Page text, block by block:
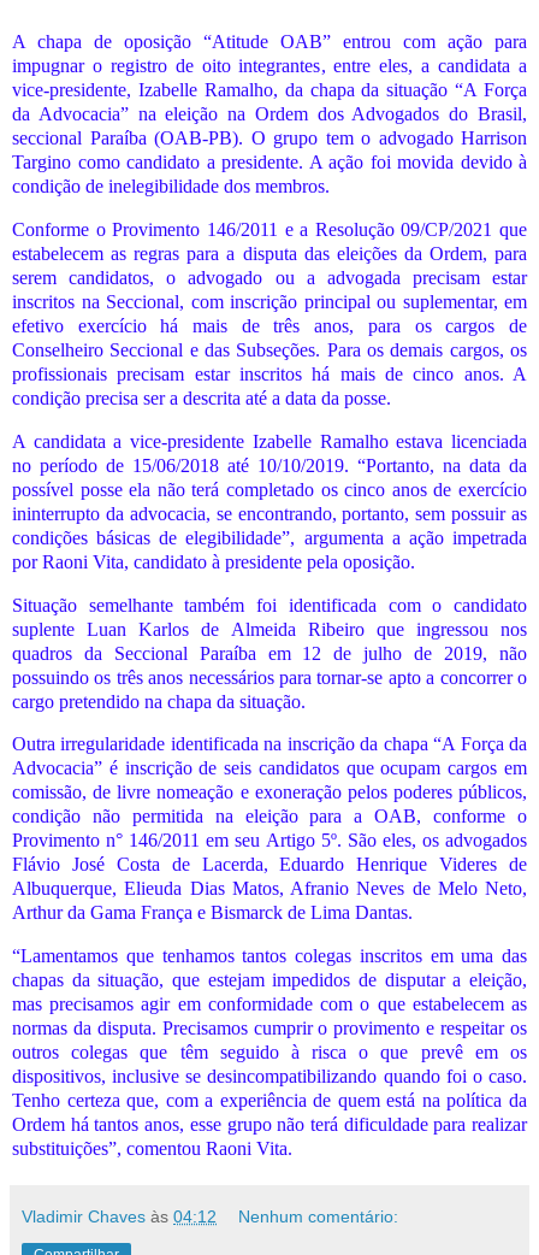
A chapa de oposição “Atitude OAB” entrou com ação para
impugnar o registro de oito integrantes, entre eles, a candidata a
vice-presidente, Izabelle Ramalho, da chapa da situação “A Força
da Advocacia” na eleição na Ordem dos Advogados do Brasil,
seccional Paraíba (OAB-PB). O grupo tem o advogado Harrison
Targino como candidato a presidente. A ação foi movida devido à
condição de inelegibilidade dos membros.
Conforme o Provimento 146/2011 e a Resolução 09/CP/2021 que
estabelecem as regras para a disputa das eleições da Ordem, para
serem candidatos, o advogado ou a advogada precisam estar
inscritos na Seccional, com inscrição principal ou suplementar, em
efetivo exercício há mais de três anos, para os cargos de
Conselheiro Seccional e das Subseções. Para os demais cargos, os
profissionais precisam estar inscritos há mais de cinco anos. A
condição precisa ser a descrita até a data da posse.
A candidata a vice-presidente Izabelle Ramalho estava licenciada
no período de 15/06/2018 até 10/10/2019. “Portanto, na data da
possível posse ela não terá completado os cinco anos de exercício
ininterrupto da advocacia, se encontrando, portanto, sem possuir as
condições básicas de elegibilidade”, argumenta a ação impetrada
por Raoni Vita, candidato à presidente pela oposição.
Situação semelhante também foi identificada com o candidato
suplente Luan Karlos de Almeida Ribeiro que ingressou nos
quadros da Seccional Paraíba em 12 de julho de 2019, não
possuindo os três anos necessários para tornar-se apto a concorrer o
cargo pretendido na chapa da situação.
Outra irregularidade identificada na inscrição da chapa “A Força da
Advocacia” é inscrição de seis candidatos que ocupam cargos em
comissão, de livre nomeação e exoneração pelos poderes públicos,
condição não permitida na eleição para a OAB, conforme o
Provimento n° 146/2011 em seu Artigo 5º. São eles, os advogados
Flávio José Costa de Lacerda, Eduardo Henrique Videres de
Albuquerque, Elieuda Dias Matos, Afranio Neves de Melo Neto,
Arthur da Gama França e Bismarck de Lima Dantas.
“Lamentamos que tenhamos tantos colegas inscritos em uma das
chapas da situação, que estejam impedidos de disputar a eleição,
mas precisamos agir em conformidade com o que estabelecem as
normas da disputa. Precisamos cumprir o provimento e respeitar os
outros colegas que têm seguido à risca o que prevê em os
dispositivos, inclusive se desincompatibilizando quando foi o caso.
Tenho certeza que, com a experiência de quem está na política da
Ordem há tantos anos, esse grupo não terá dificuldade para realizar
substituições”, comentou Raoni Vita.
Vladimir Chaves às 04:12 Nenhum comentário: